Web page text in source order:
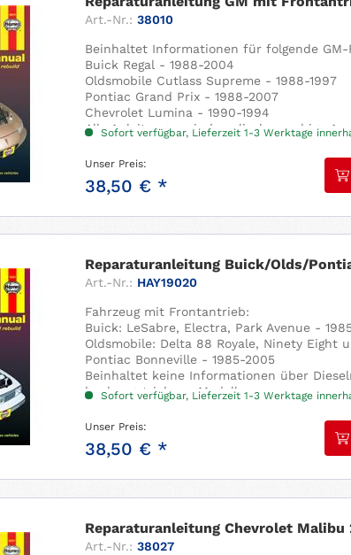
Art.-Nr.: 38010
Beinhaltet Informationen für folgende
Buick Regal - 1988-2004
Oldsmobile Cutlass Supreme - 1988-1997
Pontiac Grand Prix - 1988-2007
Chevrolet Lumina - 1990-1994
Alle Anleitungen sind englischsprachig .
Reich bebildert, mit Einstelldaten und
Sofort verfügbar, Lieferzeit 1-3 Werktage
Unser Preis:
38,50 € *
Reparaturanleitung Buick/Olds/
Art.-Nr.: HAY19020
Fahrzeug mit Frontantrieb:
Buick: LeSabre, Electra, Park Avenue -
Oldsmobile: Delta 88 Royale, Ninety Eight
Pontiac Bonneville - 1985-2005
Beinhaltet keine Informationen über
heckangetriebene Modelle.
Reich...
Sofort verfügbar, Lieferzeit 1-3 Werktage
Unser Preis:
38,50 € *
Reparaturanleitung Chevrolet Malibu
Art.-Nr.: 38027